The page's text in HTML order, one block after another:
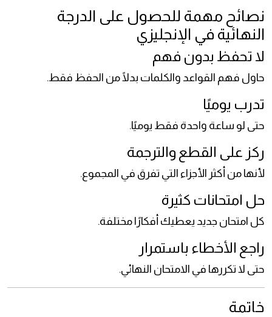
نصائح مهمة للحصول على الدرجة
النهائية في الإنجليزي
لا تحفظ بدون فهم
حاول فهم القواعد والكلمات بدلًا من الحفظ فقط.
تدرب يوميًا
حتى لو ساعة واحدة فقط يوميًا.
ركز على القطع والترجمة
لأنها من أكثر الأجزاء التي تفرق في المجموع.
حل امتحانات كثيرة
كل امتحان جديد يعطيك أفكارًا مختلفة.
راجع الأخطاء باستمرار
حتى لا تكررها في الامتحان النهائي.
خاتمة